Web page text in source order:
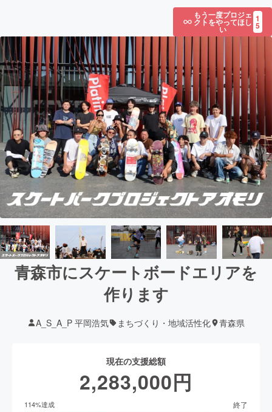
もう一度プロジェ
クトをやってほし
い
1
5
青森市にスケートボードエリアを
作ります
A_S_A_P 平岡浩気 まちづくり・地域活性化 青森県
現在の支援総額
2,283,000円
114%達成 終了